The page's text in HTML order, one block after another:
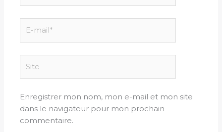
mail*
Enregistrer mon nom, mon e-mail et mon site
dans le navigateur pour mon prochain
commentaire.